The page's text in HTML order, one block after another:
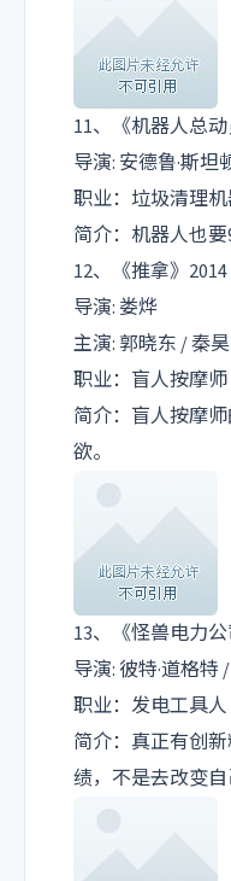
11、《机器人总动
导演: 安德鲁·斯坦
职业：垃圾清理
简介：机器人也要
12、《推拿》2014
导演: 娄烨
主演: 郭晓东 / 秦
职业：盲人按摩师
简介：盲人按摩
欲。
13、《怪兽电力公
导演: 彼特·道格特
职业：发电工具人
简介：真正有创
绩，不是去改变自